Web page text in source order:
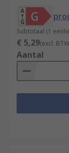
Subtotaal (1
€ 5,29(excl.
Aantal